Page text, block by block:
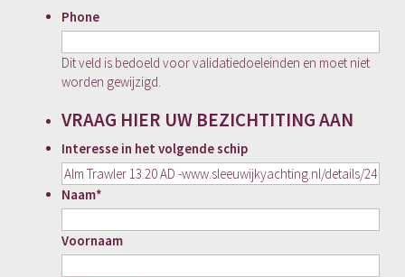
Phone
Dit veld is bedoeld voor validatiedoeleinden en moet niet
worden gewijzigd.
VRAAG HIER UW BEZICHTITING AAN
Interesse in het volgende schip
Naam*
Voornaam